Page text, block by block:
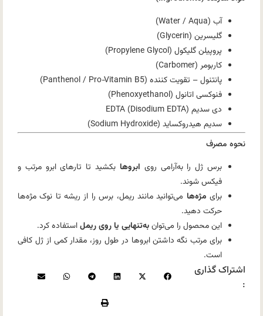
آب (Water / Aqua)
گلیسرین (Glycerin)
پروپیلن گلیکول (Propylene Glycol)
کاربومر (Carbomer)
پانتنول – تقویت کننده (Panthenol / Pro‑Vitamin B5)
فنوکسی اتانول (Phenoxyethanol)
دی سدیم EDTA (Disodium EDTA)
سدیم هیدروکساید (Sodium Hydroxide)
نحوه مصرف
برس ژل را به‌آرامی روی ابروها بکشید تا تارهای ابرو مرتب و
فیکس شوند.
برای مژه‌ها می‌توانید مانند ریمل، برس را از ریشه تا نوک مژه‌ها
حرکت دهید.
این محصول را می‌توانبه‌تنهایی یا روی ریملاستفاده کرد.
برای مرتب نگه داشتن ابروها در طول روز، مقدار کمی از ژل کافی
است.
اشتراک گذاری
: